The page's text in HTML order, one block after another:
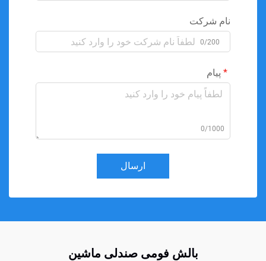
نام شرکت
0/200
پیام
0/1000
ارسال
بالش فومی صندلی ماشین